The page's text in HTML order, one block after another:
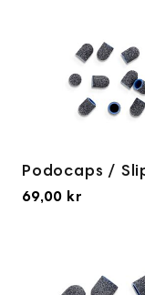
69,00 kr